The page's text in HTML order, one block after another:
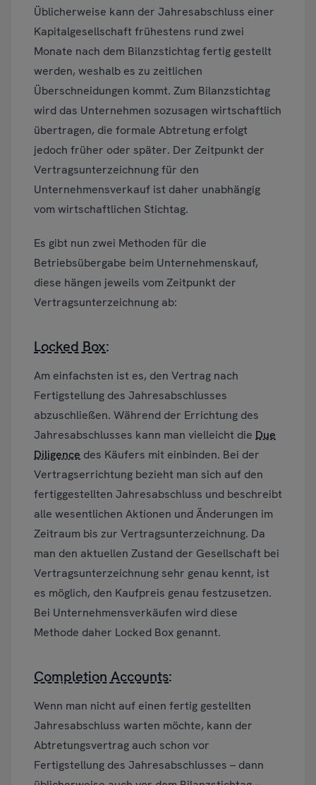
Üblicherweise kann der Jahresabschluss einer
Kapitalgesellschaft frühestens rund zwei
Monate nach dem Bilanzstichtag fertig gestellt
werden, weshalb es zu zeitlichen
Überschneidungen kommt. Zum Bilanzstichtag
wird das Unternehmen sozusagen wirtschaftlich
übertragen, die formale Abtretung erfolgt
jedoch früher oder später. Der Zeitpunkt der
Vertragsunterzeichnung für den
Unternehmensverkauf ist daher unabhängig
vom wirtschaftlichen Stichtag.
Es gibt nun zwei Methoden für die
Betriebsübergabe beim Unternehmenskauf,
diese hängen jeweils vom Zeitpunkt der
Vertragsunterzeichnung ab:
Locked Box:
Am einfachsten ist es, den Vertrag nach
Fertigstellung des Jahresabschlusses
abzuschließen. Während der Errichtung des
Jahresabschlusses kann man vielleicht die Due
Diligence des Käufers mit einbinden. Bei der
Vertragserrichtung bezieht man sich auf den
fertiggestellten Jahresabschluss und beschreibt
alle wesentlichen Aktionen und Änderungen im
Zeitraum bis zur Vertragsunterzeichnung. Da
man den aktuellen Zustand der Gesellschaft bei
Vertragsunterzeichnung sehr genau kennt, ist
es möglich, den Kaufpreis genau festzusetzen.
Bei Unternehmensverkäufen wird diese
Methode daher Locked Box genannt.
Completion Accounts:
Wenn man nicht auf einen fertig gestellten
Jahresabschluss warten möchte, kann der
Abtretungsvertrag auch schon vor
Fertigstellung des Jahresabschlusses – dann